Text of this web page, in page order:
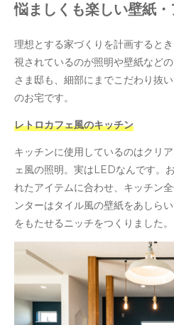
悩ましくも楽しい壁紙
理想とする家づくりを計画すると
視されているのが照明や壁紙など
さま邸も、細部にまでこだわり抜
のお宅です。
レトロカフェ風のキッチン
キッチンに使用しているのはクリ
ェ風の照明。実はLEDなんです。
れたアイテムに合わせ、キッチン
ンターはタイル風の壁紙をあしら
をもたせるニッチをつくりました。